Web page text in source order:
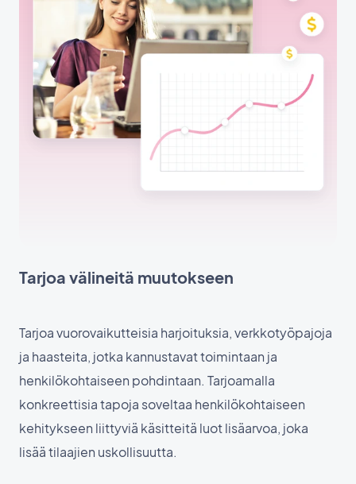
Tarjoa välineitä muutokseen
Tarjoa vuorovaikutteisia harjoituksia, verkkotyöpajoja
ja haasteita, jotka kannustavat toimintaan ja
henkilökohtaiseen pohdintaan. Tarjoamalla
konkreettisia tapoja soveltaa henkilökohtaiseen
kehitykseen liittyviä käsitteitä luot lisäarvoa, joka
lisää tilaajien uskollisuutta.